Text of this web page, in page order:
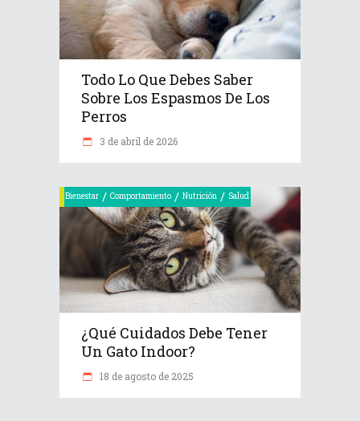
Todo Lo Que Debes Saber
Sobre Los Espasmos De Los
Perros
3 de abril de 2026
Bienestar / Comportamiento / Nutrición / Salud
¿Qué Cuidados Debe Tener
Un Gato Indoor?
18 de agosto de 2025